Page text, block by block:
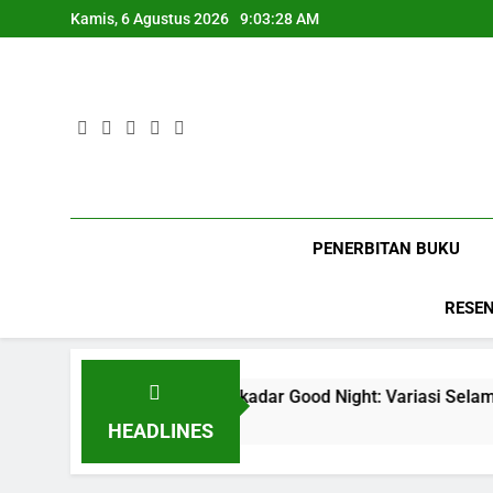
to
Kamis, 6 Agustus 2026 9:03:29 AM
PENERBITAN BUKU
HEADLINES
Bukan Sekadar Good Night: Variasi Selamat Tidur Bahasa